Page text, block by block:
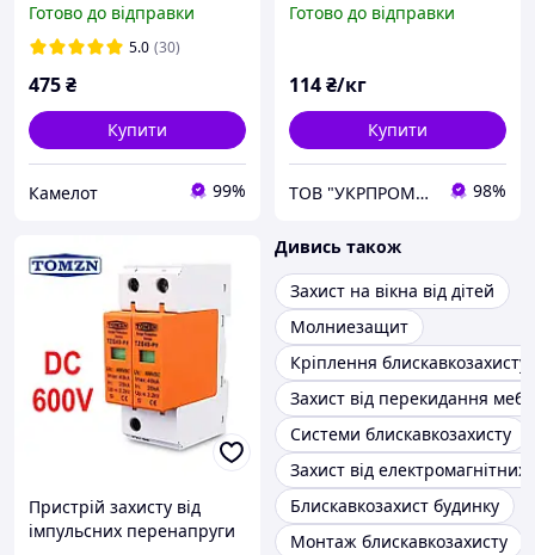
PV/2P DC 1000v розрядник
блискавкозахист для
Готово до відправки
5.0 (30)
475₴
Купити
Камелот 99%
Готово до відправки
114₴/кг
Купити
ТОВ "УКРПРОМСТАЛЬ" 98%
Пристрій захисту від
імпульсних перенапруги
Дивись також
Захист на вікна від дітей
Молниезащит
Кріплення блискавкозахисту
Захист від перекидання
Системи блискавкозахисту
Захист від
Блискавкозахист будинку
Монтаж блискавкозахисту